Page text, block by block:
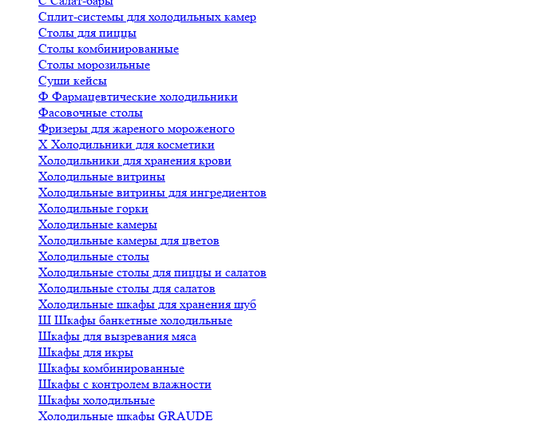
Сплит-системы для холодильных камер
Столы для пиццы
Столы комбинированные
Столы морозильные
Суши кейсы
Ф Фармацевтические холодильники
Фасовочные столы
Фризеры для жареного мороженого
Х Холодильники для косметики
Холодильники для хранения крови
Холодильные витрины
Холодильные витрины для ингредиентов
Холодильные горки
Холодильные камеры
Холодильные камеры для цветов
Холодильные столы
Холодильные столы для пиццы и салатов
Холодильные столы для салатов
Холодильные шкафы для хранения шуб
Ш Шкафы банкетные холодильные
Шкафы для вызревания мяса
Шкафы для икры
Шкафы комбинированные
Шкафы с контролем влажности
Шкафы холодильные
Холодильные шкафы GRAUDE